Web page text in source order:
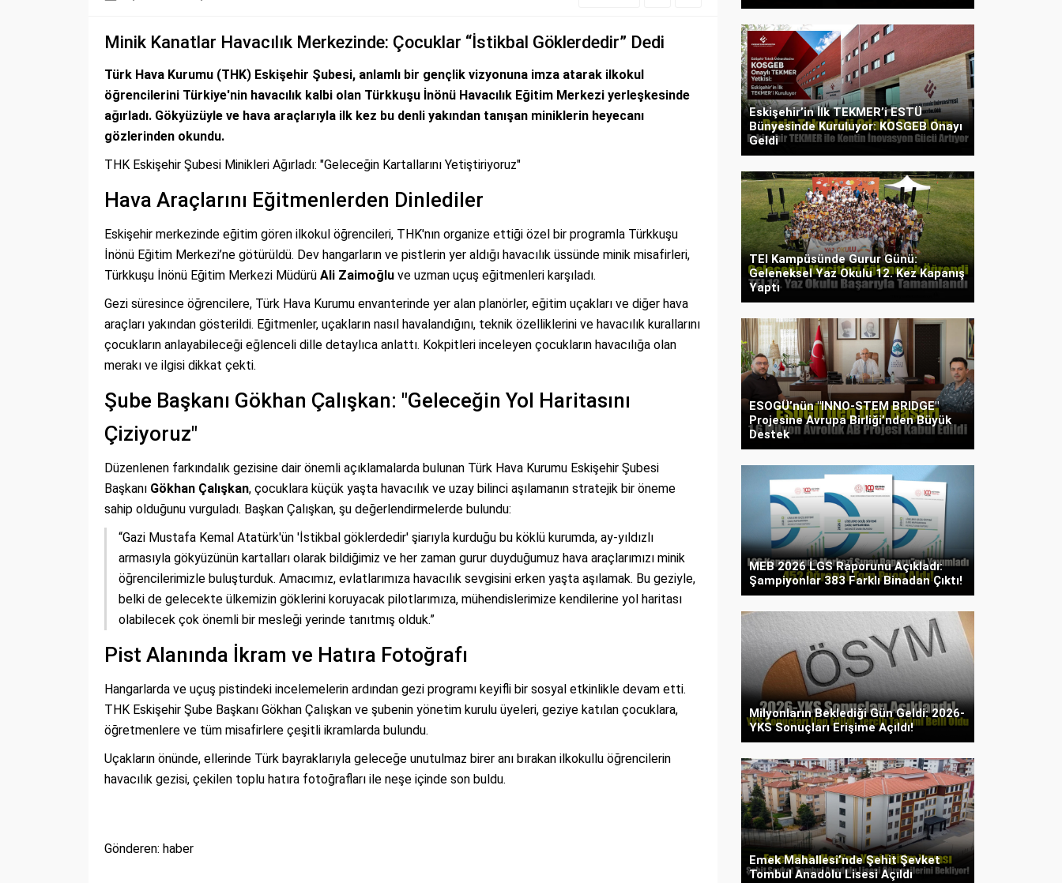
Minik Kanatlar Havacılık Merkezinde: Çocuklar “İstikbal Göklerdedir” Dedi
Türk Hava Kurumu (THK) Eskişehir Şubesi, anlamlı bir gençlik vizyonuna imza atarak ilkokul
öğrencilerini Türkiye'nin havacılık kalbi olan Türkkuşu İnönü Havacılık Eğitim Merkezi yerleşkesinde
ağırladı. Gökyüzüyle ve hava araçlarıyla ilk kez bu denli yakından tanışan miniklerin heyecanı
gözlerinden okundu.
THK Eskişehir Şubesi Minikleri Ağırladı: "Geleceğin Kartallarını Yetiştiriyoruz"
Hava Araçlarını Eğitmenlerden Dinlediler
Eskişehir merkezinde eğitim gören ilkokul öğrencileri, THK'nın organize ettiği özel bir programla Türkkuşu
İnönü Eğitim Merkezi’ne götürüldü. Dev hangarların ve pistlerin yer aldığı havacılık üssünde minik misafirleri,
Türkkuşu İnönü Eğitim Merkezi Müdürü Ali Zaimoğlu ve uzman uçuş eğitmenleri karşıladı.
Gezi süresince öğrencilere, Türk Hava Kurumu envanterinde yer alan planörler, eğitim uçakları ve diğer hava
araçları yakından gösterildi. Eğitmenler, uçakların nasıl havalandığını, teknik özelliklerini ve havacılık kurallarını
çocukların anlayabileceği eğlenceli dille detaylıca anlattı. Kokpitleri inceleyen çocukların havacılığa olan
merakı ve ilgisi dikkat çekti.
Şube Başkanı Gökhan Çalışkan: "Geleceğin Yol Haritasını
Çiziyoruz"
Düzenlenen farkındalık gezisine dair önemli açıklamalarda bulunan Türk Hava Kurumu Eskişehir Şubesi
Başkanı Gökhan Çalışkan, çocuklara küçük yaşta havacılık ve uzay bilinci aşılamanın stratejik bir öneme
sahip olduğunu vurguladı. Başkan Çalışkan, şu değerlendirmelerde bulundu:
“Gazi Mustafa Kemal Atatürk'ün 'İstikbal göklerdedir' şiarıyla kurduğu bu köklü kurumda, ay-yıldızlı
armasıyla gökyüzünün kartalları olarak bildiğimiz ve her zaman gurur duyduğumuz hava araçlarımızı minik
öğrencilerimizle buluşturduk. Amacımız, evlatlarımıza havacılık sevgisini erken yaşta aşılamak. Bu geziyle,
belki de gelecekte ülkemizin göklerini koruyacak pilotlarımıza, mühendislerimize kendilerine yol haritası
olabilecek çok önemli bir mesleği yerinde tanıtmış olduk.”
Pist Alanında İkram ve Hatıra Fotoğrafı
Hangarlarda ve uçuş pistindeki incelemelerin ardından gezi programı keyifli bir sosyal etkinlikle devam etti.
THK Eskişehir Şube Başkanı Gökhan Çalışkan ve şubenin yönetim kurulu üyeleri, geziye katılan çocuklara,
öğretmenlere ve tüm misafirlere çeşitli ikramlarda bulundu.
Uçakların önünde, ellerinde Türk bayraklarıyla geleceğe unutulmaz birer anı bırakan ilkokullu öğrencilerin
havacılık gezisi, çekilen toplu hatıra fotoğrafları ile neşe içinde son buldu.
Gönderen: haber
Eskişehir’in İlk TEKMER’i ESTÜ
Bünyesinde Kuruluyor: KOSGEB Onayı
Geldi
TEI Kampüsünde Gurur Günü:
Geleneksel Yaz Okulu 12. Kez Kapanış
Yaptı
ESOGÜ’nün "INNO-STEM BRIDGE"
Projesine Avrupa Birliği’nden Büyük
Destek
MEB 2026 LGS Raporunu Açıkladı:
Şampiyonlar 383 Farklı Binadan Çıktı!
Milyonların Beklediği Gün Geldi: 2026-
YKS Sonuçları Erişime Açıldı!
Emek Mahallesi’nde Şehit Şevket
Tombul Anadolu Lisesi Açıldı